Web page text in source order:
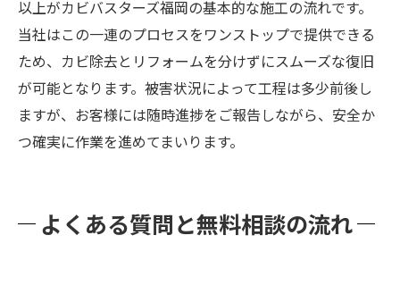
以上がカビバスターズ福岡の基本的な施工の流れです。
当社はこの一連のプロセスをワンストップで提供できる
ため、カビ除去とリフォームを分けずにスムーズな復旧
が可能となります。被害状況によって工程は多少前後し
ますが、お客様には随時進捗をご報告しながら、安全か
つ確実に作業を進めてまいります。
よくある質問と無料相談の流れ